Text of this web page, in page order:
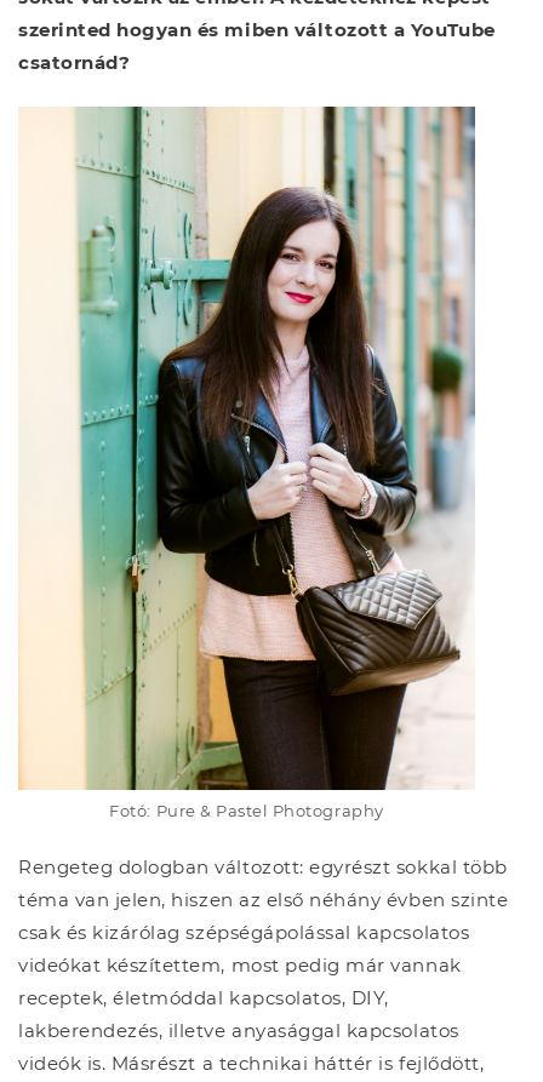
szerinted hogyan és miben változott a YouTube
csatornád?
Fotó: Pure & Pastel Photography
Rengeteg dologban változott: egyrészt sokkal több
téma van jelen, hiszen az első néhány évben szinte
csak és kizárólag szépségápolással kapcsolatos
videókat készítettem, most pedig már vannak
receptek, életmóddal kapcsolatos, DIY,
lakberendezés, illetve anyasággal kapcsolatos
videók is. Másrészt a technikai háttér is fejlődött,